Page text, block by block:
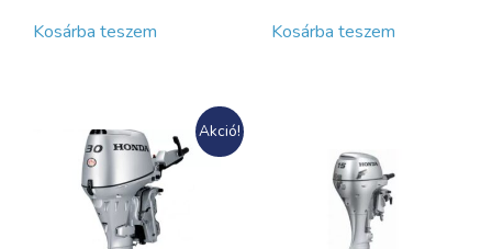
was:
Kosárba teszem
was:
Kosárba teszem
Akció!